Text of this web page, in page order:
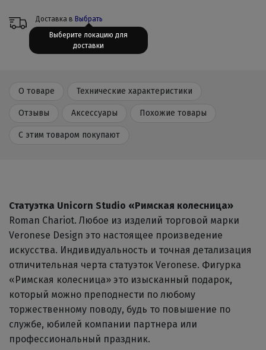
Доставка в Выбрать
О товаре Технические характеристики
Отзывы Аксессуары Похожие товары
С этим товаром покупают
Статуэтка Unicorn Studio «Римская колесница»
Roman Chariot. Любое из изделий торговой марки
Veronese Design это настоящее произведение
искусства. Индивидуальность и точная детализация
отличительная черта статуэток Veronese. Фигурка
«Римская колесница» это изысканный подарок,
который можно преподнести по любому
торжественному поводу, будь то повышение по
службе, юбилей компании партнера или
профессиональный праздник.
Выберите локацию для
доставки